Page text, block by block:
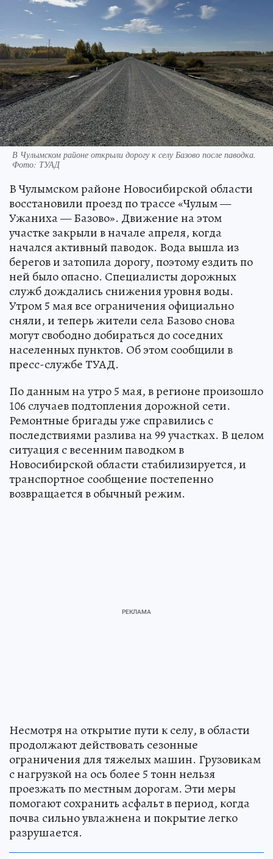
В Чулымском районе открыли дорогу к селу Базово после паводка.
Фото: ТУАД
В Чулымском районе Новосибирской области
восстановили проезд по трассе «Чулым —
Ужаниха — Базово». Движение на этом
участке закрыли в начале апреля, когда
начался активный паводок. Вода вышла из
берегов и затопила дорогу, поэтому ездить по
ней было опасно. Специалисты дорожных
служб дождались снижения уровня воды.
Утром 5 мая все ограничения официально
сняли, и теперь жители села Базово снова
могут свободно добираться до соседних
населенных пунктов. Об этом сообщили в
пресс-службе ТУАД.
По данным на утро 5 мая, в регионе произошло
106 случаев подтопления дорожной сети.
Ремонтные бригады уже справились с
последствиями разлива на 99 участках. В целом
ситуация с весенним паводком в
Новосибирской области стабилизируется, и
транспортное сообщение постепенно
возвращается в обычный режим.
Несмотря на открытие пути к селу, в области
продолжают действовать сезонные
ограничения для тяжелых машин. Грузовикам
с нагрузкой на ось более 5 тонн нельзя
проезжать по местным дорогам. Эти меры
помогают сохранить асфальт в период, когда
почва сильно увлажнена и покрытие легко
разрушается.